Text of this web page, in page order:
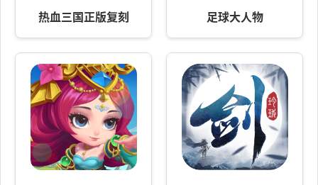
热血三国正版复刻 足球大人物